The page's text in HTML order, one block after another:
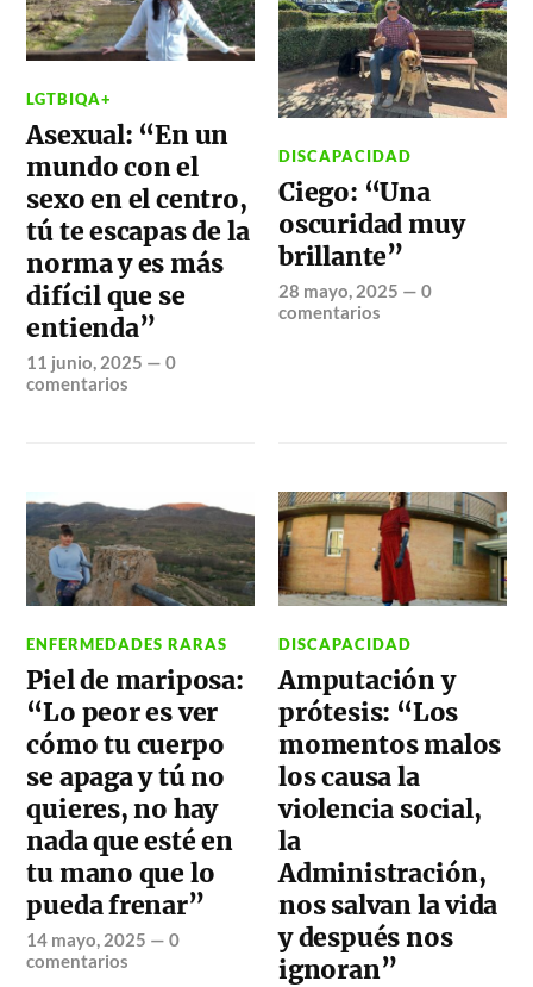
LGTBIQA+
Asexual: “En un
mundo con el
sexo en el centro,
tú te escapas de la
norma y es más
difícil que se
entienda”
11 junio, 2025 —0
comentarios
DISCAPACIDAD
Ciego: “Una
oscuridad muy
brillante”
28 mayo, 2025 —0
comentarios
ENFERMEDADES RARAS
Piel de mariposa:
“Lo peor es ver
cómo tu cuerpo
se apaga y tú no
quieres, no hay
nada que esté en
tu mano que lo
pueda frenar”
14 mayo, 2025 —0
comentarios
DISCAPACIDAD
Amputación y
prótesis: “Los
momentos malos
los causa la
violencia social,
la
Administración,
nos salvan la vida
y después nos
ignoran”